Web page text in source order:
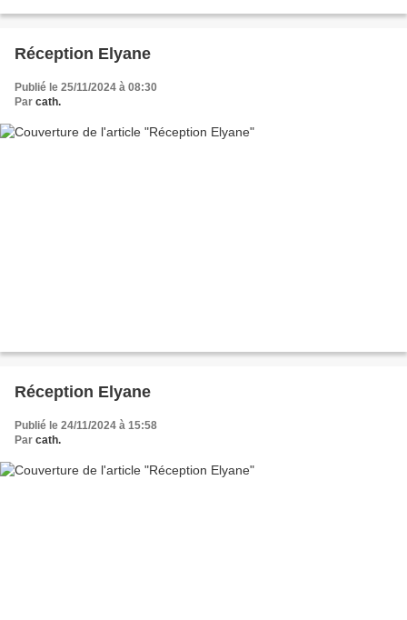
Réception Elyane
Publié le 25/11/2024 à 08:30
Par cath.
Réception Elyane
Publié le 24/11/2024 à 15:58
Par cath.